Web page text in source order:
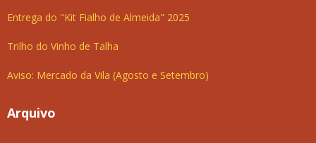
Entrega do "Kit Fialho de Almeida" 2025
Trilho do Vinho de Talha
Aviso: Mercado da Vila (Agosto e Setembro)
Arquivo